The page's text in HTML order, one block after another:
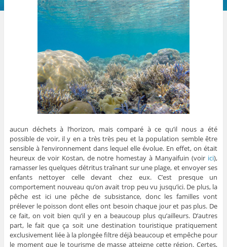
aucun déchets à l’horizon, mais comparé à ce qu’il nous a été
possible de voir, il y en a très très peu et la population semble être
sensible à l’environnement dans lequel elle évolue. En effet, on était
heureux de voir Kostan, de notre homestay à Manyaifuin (voir ici),
ramasser les quelques détritus traînant sur une plage, et envoyer ses
enfants nettoyer celle devant chez eux. C’est presque un
comportement nouveau qu’on avait trop peu vu jusqu’ici. De plus, la
pêche est ici une pêche de subsistance, donc les familles vont
prélever le poisson dont elles ont besoin chaque jour et pas plus. De
ce fait, on voit bien qu’il y en a beaucoup plus qu’ailleurs. D’autres
part, le fait que ça soit une destination touristique pratiquement
exclusivement liée à la plongée filtre déjà beaucoup et empêche pour
le moment que le tourisme de masse atteigne cette région. Certes,